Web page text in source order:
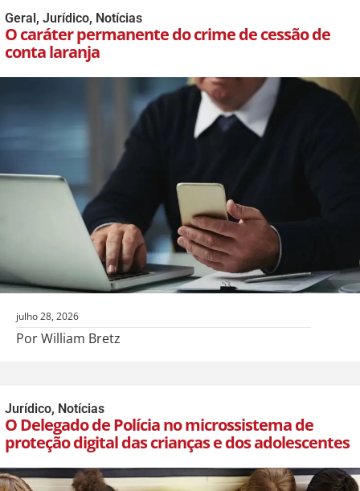
Geral, Jurídico, Notícias
O caráter permanente do crime de cessão de
conta laranja
julho 28, 2026
Por William Bretz
Jurídico, Notícias
O Delegado de Polícia no microssistema de
proteção digital das crianças e dos adolescentes